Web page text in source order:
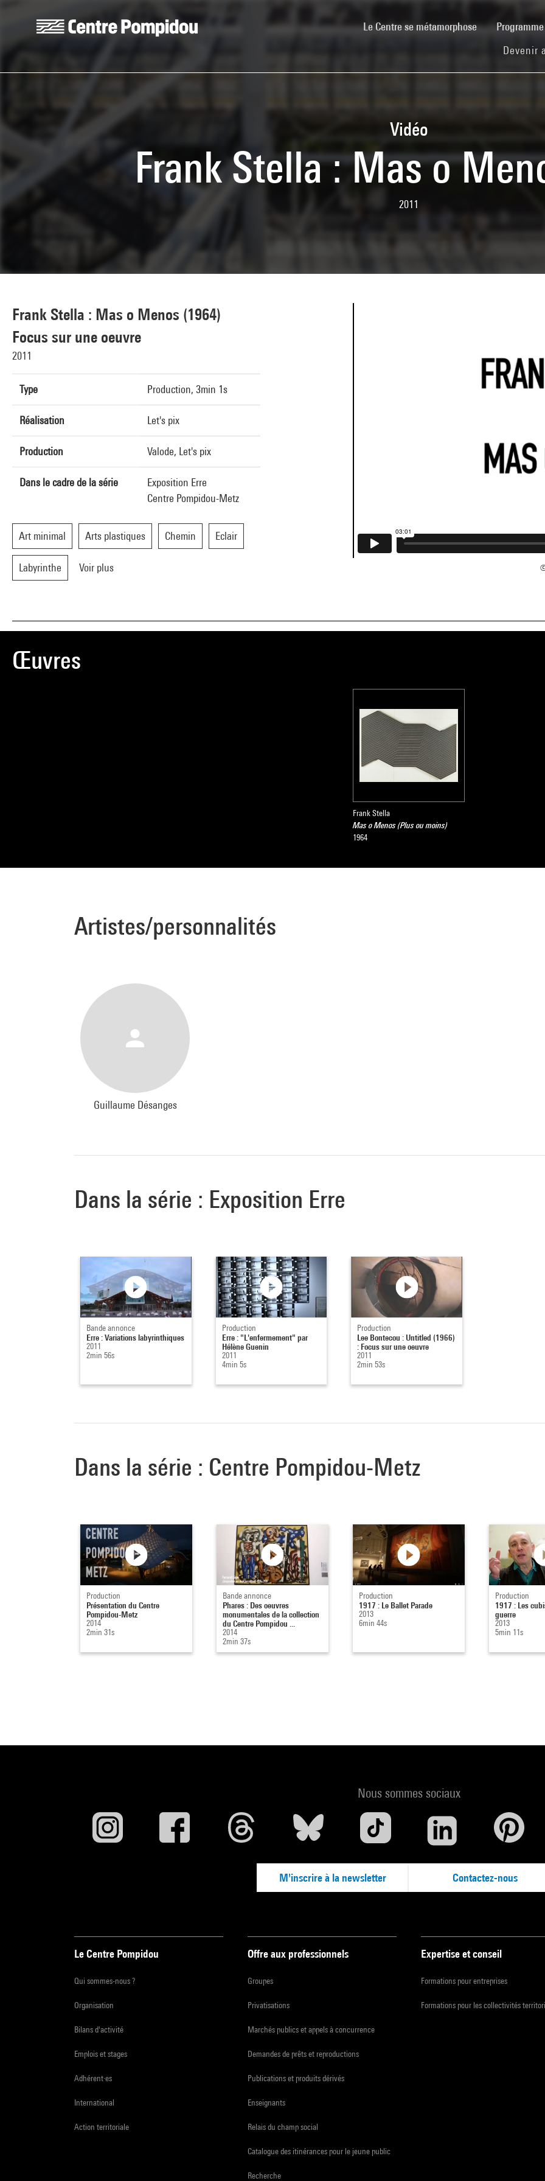
Le Centre se métamorphose(current)
Devenir
Vidéo
Frank Stella : Mas o
2011
Frank Stella : Mas o Menos (1964)
Focus sur une oeuvre
2011
Type Production, 3min 1s
Réalisation Let's pix
Production Valode, Let's pix
Dans le cadre de la série
Exposition Erre
Centre Pompidou-Metz
Art minimal Arts plastiques Chemin Eclair
Labyrinthe Voir plus
Œuvres
Frank Stella
Mas o Menos (Plus ou moins)
1964
Artistes/personnalités
Guillaume Désanges
Dans la série : Exposition Erre
Bande annonce
Erre : Variations labyrinthiques
2011
2min 56s
Production
Erre : "L'enfermement" par
Hélène Guenin
2011
4min 5s
Production
Lee Bontecou : Untitled (1966)
: Focus sur une oeuvre
2011
2min 53s
Dans la série : Centre Pompidou-Metz
Production
Présentation du Centre
Pompidou-Metz
2014
2min 31s
Bande annonce
Phares : Des oeuvres
monumentales de la collection
du Centre Pompidou ...
2014
2min 37s
Production
1917 : Le Ballet Parade
2013
6min 44s
Production
1917 : Les
guerre
2013
5min 11s
Nous sommes sociaux
M'inscrire à la newsletter Contactez-nous
Le Centre Pompidou
Qui sommes-nous ?
Organisation
Bilans d'activité
Emplois et stages
Adhérent·es
International
Action territoriale
Offre aux professionnels
Groupes
Privatisations
Marchés publics et appels à concurrence
Demandes de prêts et reproductions
Publications et produits dérivés
Enseignants
Relais du champ social
Catalogue des itinérances pour le jeune public
Recherche
Expertise et conseil
Formations pour entreprises
Formations pour les collectivités